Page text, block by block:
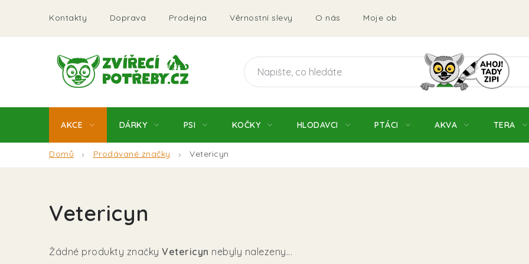
obsah
Kontakty Doprava Prodejna Věrnostní slevy O nás Moje objednávka Obchodní
AKCE DÁRKY PSI KOČKY HLODAVCI PTÁCI AKVA TERA
Domů Prodávané značky Vetericyn
Vetericyn
Žádné produkty značky Vetericyn nebyly nalezeny...